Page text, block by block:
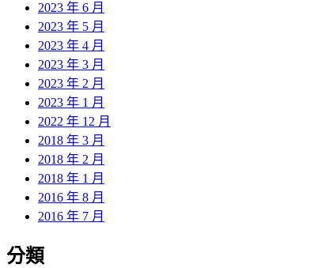
2023 年 6 月
2023 年 5 月
2023 年 4 月
2023 年 3 月
2023 年 2 月
2023 年 1 月
2022 年 12 月
2018 年 3 月
2018 年 2 月
2018 年 1 月
2016 年 8 月
2016 年 7 月
分類